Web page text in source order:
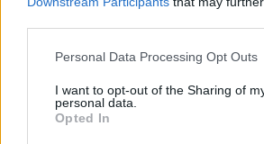
Personal Data Processing Opt Outs
I want to opt-out of the Sharing of
personal data.
Opted In